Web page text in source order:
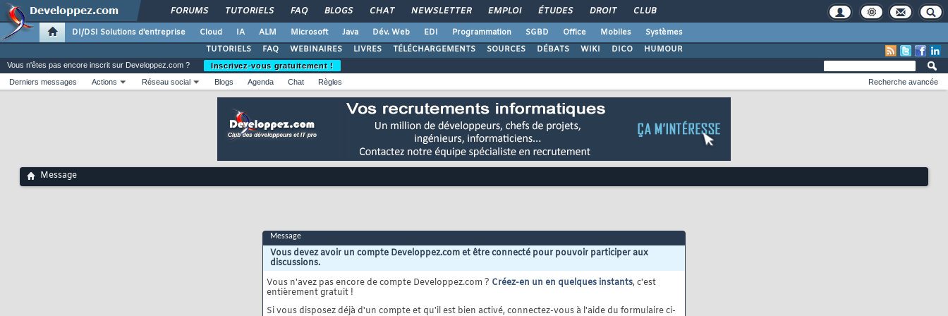
FORUMS TUTORIELS FAQ BLOGS CHAT NEWSLETTER EMPLOI ÉTUDES DROIT CLUB
DI/DSI Solutions d'entreprise Cloud IA ALM Microsoft Java Dév. Web EDI Programmation SGBD Office Mobiles
Systèmes
TUTORIELS
FAQ WEBINAIRES LIVRES TÉLÉCHARGEMENTS SOURCES DÉBATS WIKI DICO HUMOUR
Vous n'êtes pas encore inscrit sur Developpez.com ?
Inscrivez-vous gratuitement !
Derniers messages
Actions Réseau social Blogs Agenda Chat Règles Recherche avancée
Message
Message
Vous devez avoir un compte Developpez.com et être connecté pour pouvoir participer aux
discussions.
Vous n'avez pas encore de compte Developpez.com ? Créez-en un en quelques instants, c'est
entièrement gratuit !
Si vous disposez déjà d'un compte et qu'il est bien activé, connectez-vous à l'aide du formulaire ci-